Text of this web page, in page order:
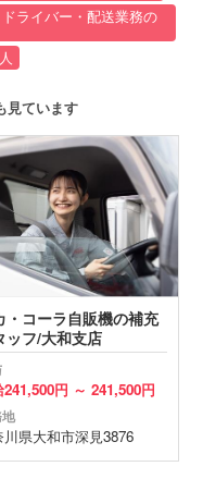
ライバー・配送業務の
見ています
・コーラ自販機の補充
ッフ/大和支店
241,500円 ～ 241,500円
川県大和市深見3876